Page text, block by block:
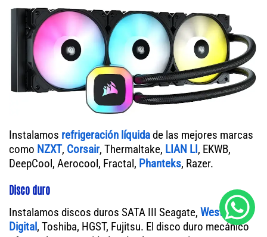
Instalamos refrigeración líquidade las mejores marcas
como NZXT, Corsair, Thermaltake, LIAN LI, EKWB,
DeepCool, Aerocool, Fractal, Phanteks, Razer.
Disco duro
Instalamos discos duros SATA III Seagate, Western
Digital, Toshiba, HGST, Fujitsu. El disco duro mecánico